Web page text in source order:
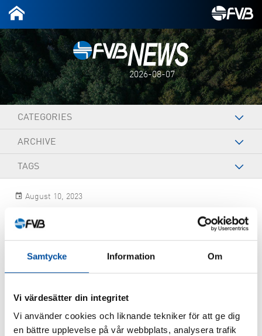
Samtycke Information Om
Vi värdesätter din integritet
Vi använder cookies och liknande tekniker för att ge dig
en bättre upplevelse på vår webbplats, analysera trafik
2026-08-07
CATEGORIES
ARCHIVE
TAGS
August 10, 2023
Albin Karlsson
SHARE ARTICLE